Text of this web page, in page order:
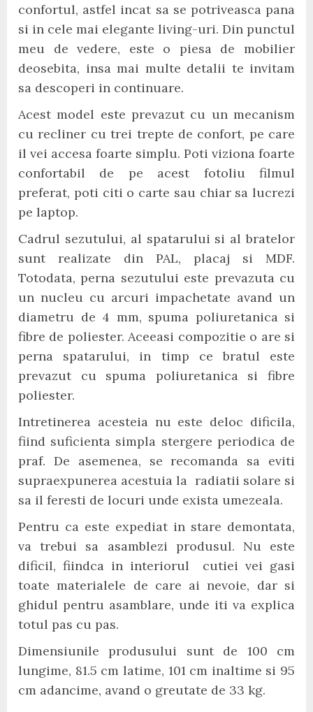
confortul, astfel incat sa se potriveasca pana
si in cele mai elegante living-uri. Din punctul
meu de vedere, este o piesa de mobilier
deosebita, insa mai multe detalii te invitam
sa descoperi in continuare.
Acest model este prevazut cu un mecanism
cu recliner cu trei trepte de confort, pe care
il vei accesa foarte simplu. Poti viziona foarte
confortabil de pe acest fotoliu filmul
preferat, poti citi o carte sau chiar sa lucrezi
pe laptop.
Cadrul sezutului, al spatarului si al bratelor
sunt realizate din PAL, placaj si MDF.
Totodata, perna sezutului este prevazuta cu
un nucleu cu arcuri impachetate avand un
diametru de 4 mm, spuma poliuretanica si
fibre de poliester. Aceeasi compozitie o are si
perna spatarului, in timp ce bratul este
prevazut cu spuma poliuretanica si fibre
poliester.
Intretinerea acesteia nu este deloc dificila,
fiind suficienta simpla stergere periodica de
praf. De asemenea, se recomanda sa eviti
supraexpunerea acestuia la radiatii solare si
sa il feresti de locuri unde exista umezeala.
Pentru ca este expediat in stare demontata,
va trebui sa asamblezi produsul. Nu este
dificil, fiindca in interiorul cutiei vei gasi
toate materialele de care ai nevoie, dar si
ghidul pentru asamblare, unde iti va explica
totul pas cu pas.
Dimensiunile produsului sunt de 100 cm
lungime, 81.5 cm latime, 101 cm inaltime si 95
cm adancime, avand o greutate de 33 kg.